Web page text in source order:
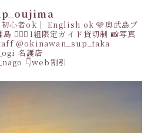
初心者ok｜ English ok 🩵奥武島ブ
島 👩‍❤️‍👩1組限定ガイド貸切制 📸写真
@okinawan_sup_taka
名護店
👇web割引